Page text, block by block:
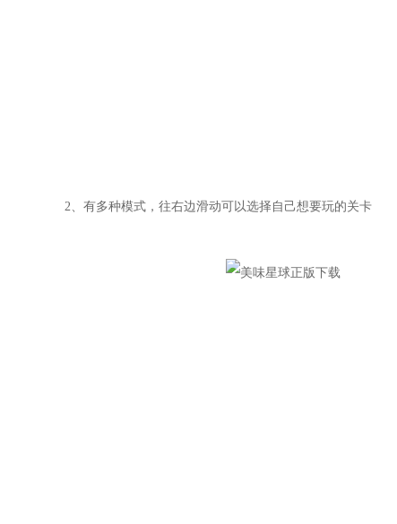
2、有多种模式，往右边滑动可以选择自己想要玩的关卡